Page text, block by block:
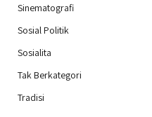
Sinematografi
Sosial Politik
Sosialita
Tak Berkategori
Tradisi